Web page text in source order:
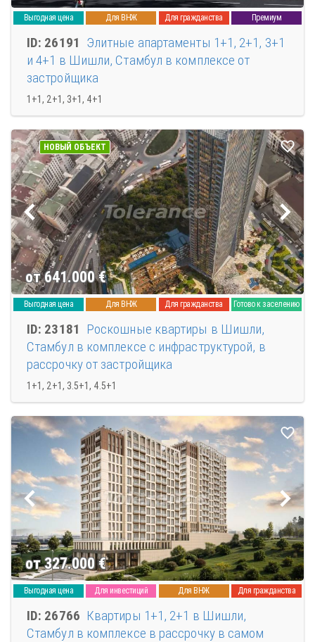
Выгодная цена Для ВНЖ Для гражданства Премиум
ID: 26191 Элитные апартаменты 1+1, 2+1, 3+1
и 4+1 в Шишли, Стамбул в комплексе от
застройщика
1+1, 2+1, 3+1, 4+1
от 641.000€
НОВЫЙ ОБЪЕКТ
Выгодная цена Для ВНЖ Для гражданства Готово к заселению
ID: 23181
Роскошные квартиры в Шишли,
Стамбул в комплексе с инфраструктурой, в
рассрочку от застройщика
1+1, 2+1, 3.5+1, 4.5+1
от 327.000€
Выгодная цена Для инвестиций Для ВНЖ Для гражданства
ID: 26766 Квартиры 1+1, 2+1 в Шишли,
Стамбул в комплексе в рассрочку в самом